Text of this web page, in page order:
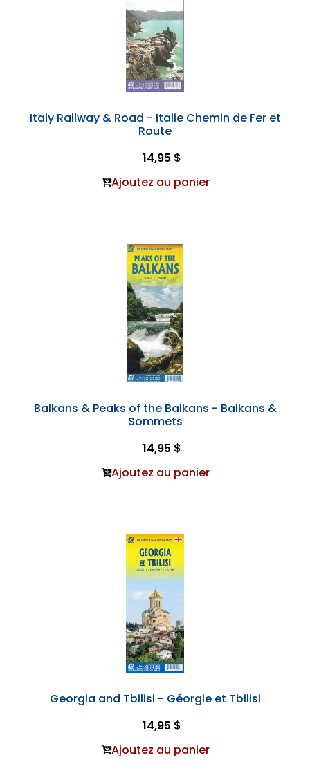
Italy Railway & Road - Italie Chemin de Fer et
Route
14,95 $
Ajoutez au panier
Balkans & Peaks of the Balkans - Balkans &
Sommets
14,95 $
Ajoutez au panier
Georgia and Tbilisi - Géorgie et Tbilisi
14,95 $
Ajoutez au panier